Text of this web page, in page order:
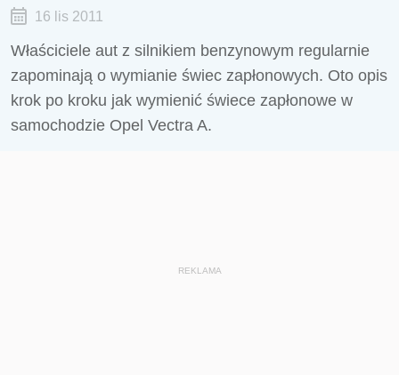
16 lis 2011
Właściciele aut z silnikiem benzynowym regularnie
zapominają o wymianie świec zapłonowych. Oto opis
krok po kroku jak wymienić świece zapłonowe w
samochodzie Opel Vectra A.
REKLAMA